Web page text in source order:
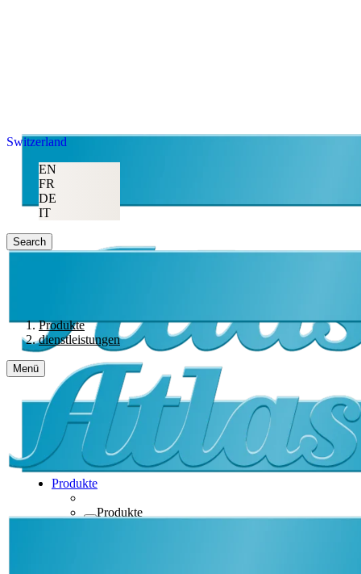
Switzerland
EN
FR
DE
IT
Search
Produkte
dienstleistungen
Menü
Produkte
Produkte